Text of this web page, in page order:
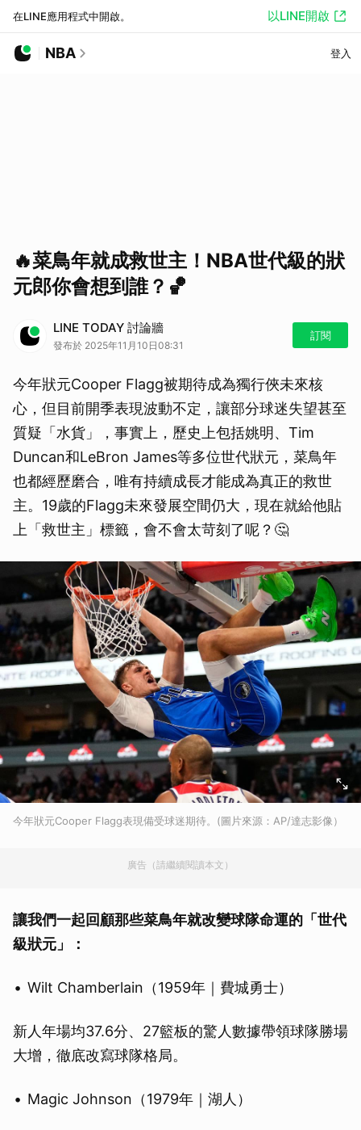
在LINE應用程式中開啟。 以LINE開啟
NBA 登入
🔥菜鳥年就成救世主！NBA世代級的狀
元郎你會想到誰？🏀
LINE TODAY 討論牆
發布於 2025年11月10日08:31
訂閱
今年狀元Cooper Flagg被期待成為獨行俠未來核
心，但目前開季表現波動不定，讓部分球迷失望甚至
質疑「水貨」，事實上，歷史上包括姚明、Tim
Duncan和LeBron James等多位世代狀元，菜鳥年
也都經歷磨合，唯有持續成長才能成為真正的救世
主。19歲的Flagg未來發展空間仍大，現在就給他貼
上「救世主」標籤，會不會太苛刻了呢？🤔
今年狀元Cooper Flagg表現備受球迷期待。(圖片來源：AP/達志影像）
廣告（請繼續閱讀本文）
讓我們一起回顧那些菜鳥年就改變球隊命運的「世代
級狀元」：
Wilt Chamberlain（1959年｜費城勇士）
新人年場均37.6分、27籃板的驚人數據帶領球隊勝場
大增，徹底改寫球隊格局。
Magic Johnson（1979年｜湖人）